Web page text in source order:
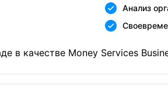
Анализ
в качестве Money Services